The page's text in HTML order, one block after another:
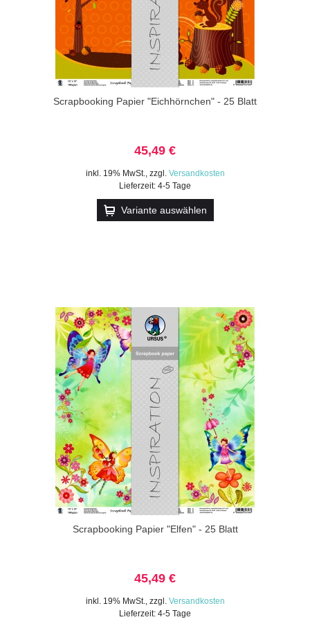
Scrapbooking Papier "Eichhörnchen" - 25 Blatt
45,49 €
inkl. 19% MwSt., zzgl. Versandkosten
Lieferzeit: 4-5 Tage
Variante auswählen
Scrapbooking Papier "Elfen" - 25 Blatt
45,49 €
inkl. 19% MwSt., zzgl. Versandkosten
Lieferzeit: 4-5 Tage